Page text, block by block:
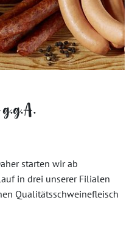
starten wir ab
in drei unserer Filialen
Qualitätsschweinefleisch